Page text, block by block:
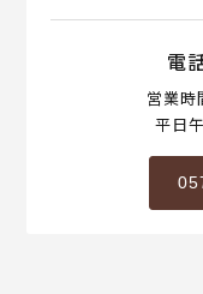
電
営業時
平日